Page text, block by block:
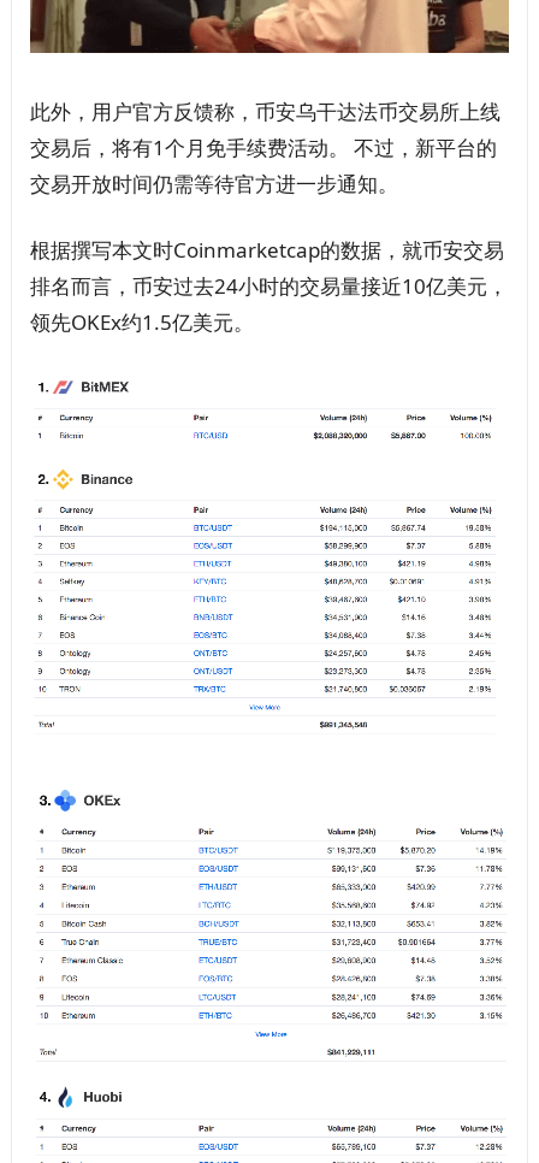
此外，用户官方反馈称，币安乌干达法币交易所上线
交易后，将有1个月免手续费活动。 不过，新平台的
交易开放时间仍需等待官方进一步通知。
根据撰写本文时Coinmarketcap的数据，就币安交易
排名而言，币安过去24小时的交易量接近10亿美元，
领先OKEx约1.5亿美元。